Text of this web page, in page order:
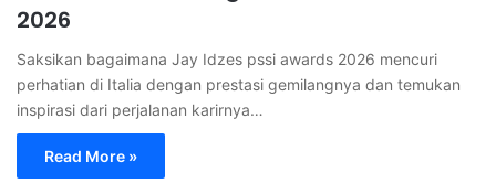
2026
Saksikan bagaimana Jay Idzes pssi awards 2026 mencuri
perhatian di Italia dengan prestasi gemilangnya dan temukan
inspirasi dari perjalanan karirnya…
Read More »